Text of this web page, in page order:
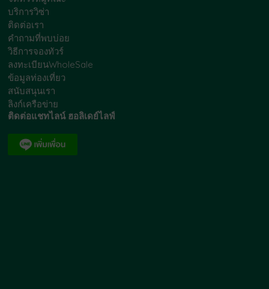
บริการวิซ่า
ติดต่อเรา
คำถามที่พบบ่อย
วิธีการจองทัวร์
ลงทะเบียนWholeSale
ข้อมูลท่องเที่ยว
สนับสนุนเรา
ลิงก์เครือข่าย
ติดต่อแชทไลน์ ฮอลิเดย์ไลฟ์